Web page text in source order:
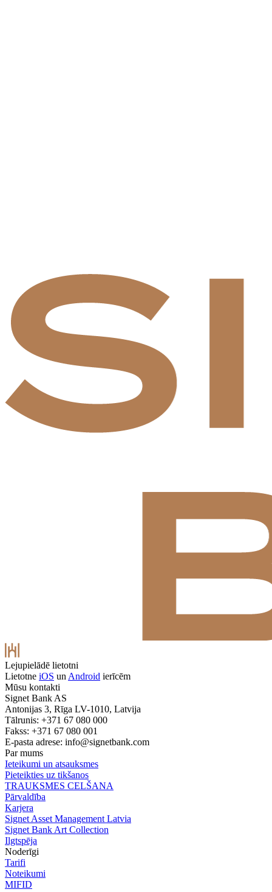
Lejupielādē lietotni
Lietotne iOS un Android ierīcēm
Mūsu kontakti
Signet Bank AS
Antonijas 3, Rīga LV-1010, Latvija
Tālrunis: +371 67 080 000
Fakss: +371 67 080 001
E-pasta adrese: info@signetbank.com
Par mums
Ieteikumi un atsauksmes
Pieteikties uz tikšanos
TRAUKSMES CELŠANA
Pārvaldība
Karjera
Signet Asset Management Latvia
Signet Bank Art Collection
Ilgtspēja
Noderīgi
Tarifi
Noteikumi
MIFID